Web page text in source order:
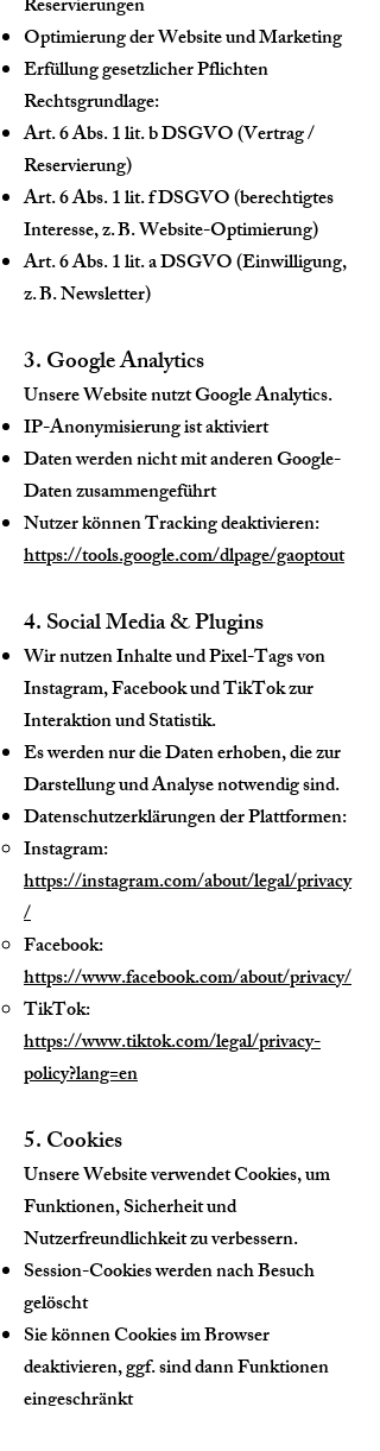
Reservierungen
Optimierung der Website und Marketing
Erfüllung gesetzlicher Pflichten
Rechtsgrundlage:
Art. 6 Abs. 1 lit. b DSGVO (Vertrag /
Reservierung)
Art. 6 Abs. 1 lit. f DSGVO (berechtigtes
Interesse, z. B. Website-Optimierung)
Art. 6 Abs. 1 lit. a DSGVO (Einwilligung,
z. B. Newsletter)
3. Google Analytics
Unsere Website nutzt Google Analytics.
IP-Anonymisierung ist aktiviert
Daten werden nicht mit anderen Google-
Daten zusammengeführt
Nutzer können Tracking deaktivieren:
https://tools.google.com/dlpage/gaoptout
4. Social Media & Plugins
Wir nutzen Inhalte und Pixel-Tags von
Instagram, Facebook und TikTok zur
Interaktion und Statistik.
Es werden nur die Daten erhoben, die zur
Darstellung und Analyse notwendig sind.
Datenschutzerklärungen der Plattformen:
Instagram:
https://instagram.com/about/legal/privacy
/
Facebook:
https://www.facebook.com/about/privacy/
TikTok:
https://www.tiktok.com/legal/privacy-
policy?lang=en
5. Cookies
Unsere Website verwendet Cookies, um
Funktionen, Sicherheit und
Nutzerfreundlichkeit zu verbessern.
Session-Cookies werden nach Besuch
gelöscht
Sie können Cookies im Browser
deaktivieren, ggf. sind dann Funktionen
eingeschränkt